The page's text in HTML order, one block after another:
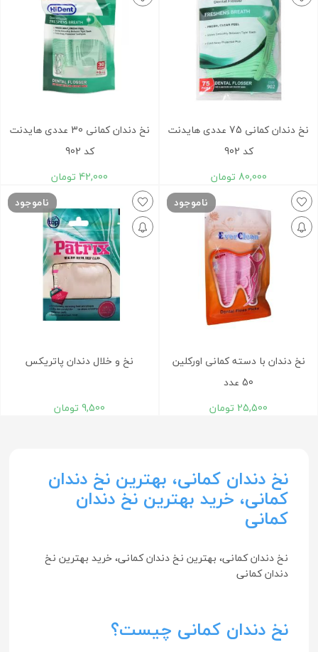
نخ دندان کمانی 75 عددی هایدنت
کد 902
80,000 تومان
نخ دندان کمانی 30 عددی هایدنت
کد 902
42,000 تومان
ناموجود
نخ دندان با دسته کمانی اورکلین
50 عدد
25,500 تومان
ناموجود
نخ و خلال دندان پاتریکس
9,500 تومان
نخ دندان کمانی، بهترین نخ دندان
کمانی، خرید بهترین نخ دندان
کمانی
نخ دندان کمانی، بهترین نخ دندان کمانی، خرید بهترین نخ
دندان کمانی
نخ دندان کمانی چیست؟